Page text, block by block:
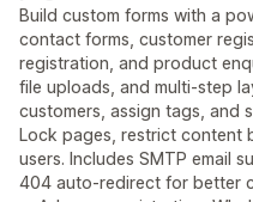
Build custom forms with a
contact forms, customer
registration, and product
file uploads, and multi-step
customers, assign tags, and
Lock pages, restrict content
users. Includes SMTP email
404 auto-redirect for better